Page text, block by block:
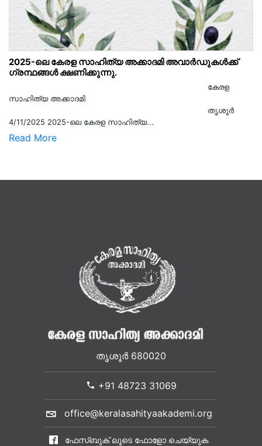
2025-ലെ കേരള സാഹിത്യ അക്കാദമി അവാർഡുകൾക്ക്
ഗ്രന്ഥങ്ങൾ ക്ഷണിക്കുന്നു.
കേരള
സാഹിത്യ അക്കാദമി
തൃശൂര്‍
4/11/2025 2025-ലെ കേരള സാഹിത്യ...
Read More
തൃശൂർ 680020
+91 48723 31069
office@keralasahityaakademi.org
ഫേസ്ബുക് ലൂടെ ഫോളോ ചെയ്യുക